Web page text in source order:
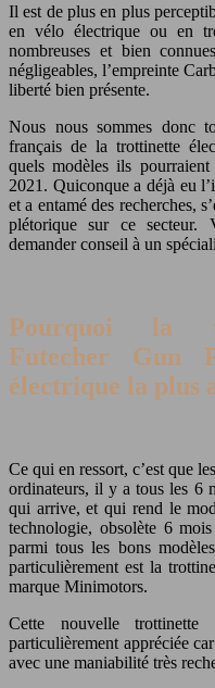
Il est de plus en plus
en vélo électrique ou en
nombreuses et bien
négligeables, l’empreinte
liberté bien présente.
Nous nous sommes donc
français de la trottinette
quels modèles ils
2021. Quiconque a déjà eu
et a entamé des recherches,
plétorique sur ce
demander conseil à un
Pourquoi la
Futecher Gun
électrique la plus
Ce qui en ressort, c’est que
ordinateurs, il y a tous les 6
qui arrive, et qui rend le
technologie, obsolète 6
parmi tous les bons
particulièrement est la
marque Minimotors.
Cette nouvelle
particulièrement appréciée
avec une maniabilité très